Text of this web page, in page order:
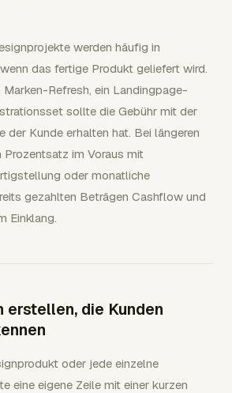
werden häufig in
das fertige Produkt geliefert wird.
Refresh, ein Landingpage-
sollte die Gebühr mit der
der Kunde erhalten hat. Bei längeren
Prozentsatz im Voraus mit
oder monatliche
gezahlten Beträgen Cashflow und
Einklang.
erstellen, die Kunden
oder jede einzelne
eine eigene Zeile mit einer kurzen